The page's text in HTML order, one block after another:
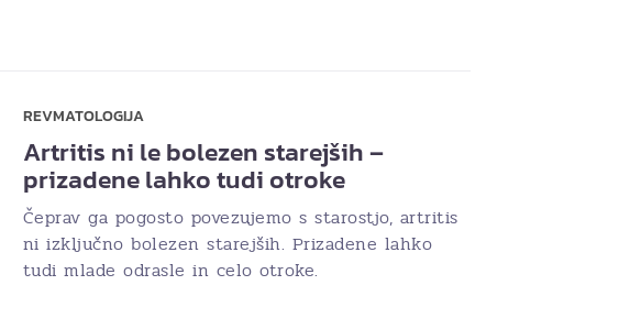
REVMATOLOGIJA
Artritis ni le bolezen starejših –
prizadene lahko tudi otroke
Čeprav ga pogosto povezujemo s starostjo, artritis
ni izključno bolezen starejših. Prizadene lahko
tudi mlade odrasle in celo otroke.